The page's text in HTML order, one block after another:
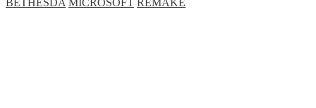
BETHESDA MICROSOFT REMAKE